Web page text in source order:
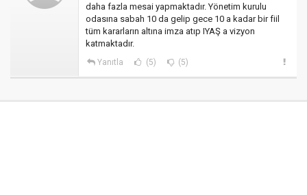
daha fazla mesai yapmaktadır. Yönetim kurulu
odasına sabah 10 da gelip gece 10 a kadar bir fiil
tüm kararların altına imza atıp IYAŞ a vizyon
katmaktadır.
Yanıtla (5) (5)